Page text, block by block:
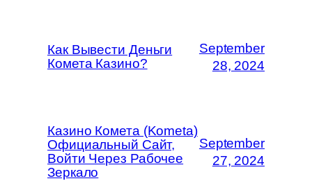
Как Вывести Деньги
Комета Казино?
September
28, 2024
Казино Комета (Kometa)
Официальный Сайт,
Войти Через Рабочее
Зеркало
September
27, 2024